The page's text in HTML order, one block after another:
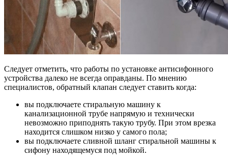
Следует отметить, что работы по установке антисифонного
устройства далеко не всегда оправданы. По мнению
специалистов, обратный клапан следует ставить когда:
вы подключаете стиральную машину к
канализационной трубе напрямую и технически
невозможно приподнять такую трубу. При этом врезка
находится слишком низко у самого пола;
вы подключаете сливной шланг стиральной машины к
сифону находящемуся под мойкой.